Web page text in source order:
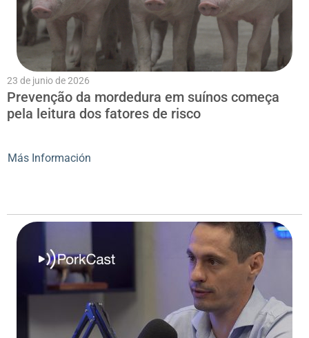
23 de junio de 2026
Prevenção da mordedura em suínos começa
pela leitura dos fatores de risco
Más Información